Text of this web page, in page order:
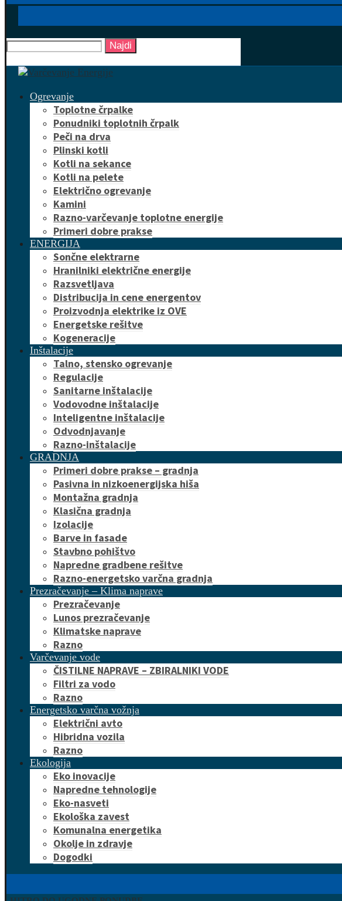
Najdi
Ogrevanje
Toplotne črpalke
Ponudniki toplotnih črpalk
Peči na drva
Plinski kotli
Kotli na sekance
Kotli na pelete
Električno ogrevanje
Kamini
Razno-varčevanje toplotne energije
Primeri dobre prakse
ENERGIJA
Sončne elektrarne
Hranilniki električne energije
Razsvetljava
Distribucija in cene energentov
Proizvodnja elektrike iz OVE
Energetske rešitve
Kogeneracije
Inštalacije
Talno, stensko ogrevanje
Regulacije
Sanitarne inštalacije
Vodovodne inštalacije
Inteligentne inštalacije
Odvodnjavanje
Razno-inštalacije
GRADNJA
Primeri dobre prakse – gradnja
Pasivna in nizkoenergijska hiša
Montažna gradnja
Klasična gradnja
Izolacije
Barve in fasade
Stavbno pohištvo
Napredne gradbene rešitve
Razno-energetsko varčna gradnja
Prezračevanje – Klima naprave
Prezračevanje
Lunos prezračevanje
Klimatske naprave
Razno
Varčevanje vode
ČISTILNE NAPRAVE – ZBIRALNIKI VODE
Filtri za vodo
Razno
Energetsko varčna vožnja
Električni avto
Hibridna vozila
Razno
Ekologija
Eko inovacije
Napredne tehnologije
Eko-nasveti
Ekološka zavest
Komunalna energetika
Okolje in zdravje
Dogodki